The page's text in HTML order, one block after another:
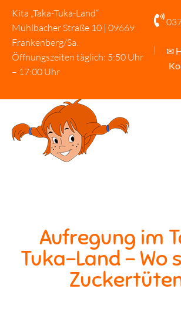
Kita „Taka-Tuka-Land“
Mühlbacher Straße 10 | 09669
Frankenberg/Sa.
Öffnungszeiten täglich: 5:50 Uhr
– 17:00 Uhr

✉
Aufregung im
Tuka-Land – Wo